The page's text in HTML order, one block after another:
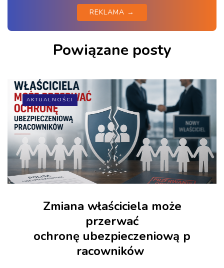
REKLAMA →
Powiązane posty
AKTUALNOŚCI
Zmiana właściciela może
przerwać
ochronę ubezpieczeniową p
racowników